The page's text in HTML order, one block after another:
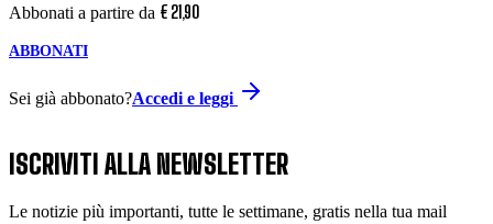
Abbonati a partire da € 21,90
ABBONATI
Sei già abbonato?Accedi e leggi
ISCRIVITI ALLA NEWSLETTER
Le notizie più importanti, tutte le settimane, gratis nella tua mail